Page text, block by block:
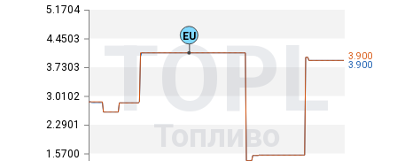
1.5700
2.2901
3.0102
3.7303
4.4503
5.1704
TOPL
Топливо
3.900
3.900
EU